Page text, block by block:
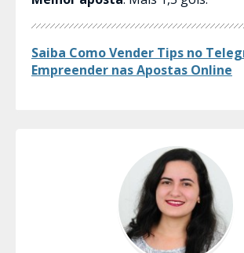
Saiba Como Vender Tips no
Empreender nas Apostas​ Online